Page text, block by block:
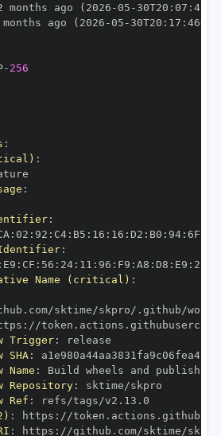
months ago (2026 -05 - 30T20 : 07 :
ago (2026 -05 - 30T20 : 17 : 46+00
- 256
:
:
:
:
: 02 : 92 : C4: B5 : 16 : 16 : D2 : B0 : 94: 6F
:
: E9 : CF : 56 : 24: 11 : 96 : F9 : A8 : D8 : E9 : 28
Name (critical) :
:
Trigger:
SHA:
:
Repository:
Ref :
: https :
: https :